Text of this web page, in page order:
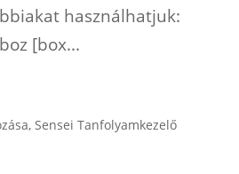
használhatjuk:
[box...
, Sensei Tanfolyamkezelő